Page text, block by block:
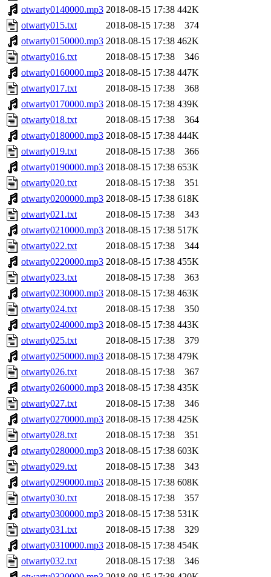
otwarty0140000.mp3 2018-08-15 17:38 442K
otwarty015.txt
2018-08-15 17:38
374
otwarty0150000.mp3 2018-08-15 17:38 462K
otwarty016.txt
2018-08-15 17:38
346
otwarty0160000.mp3 2018-08-15 17:38 447K
otwarty017.txt
2018-08-15 17:38
368
otwarty0170000.mp3 2018-08-15 17:38 439K
otwarty018.txt
2018-08-15 17:38
364
otwarty0180000.mp3 2018-08-15 17:38 444K
otwarty019.txt
2018-08-15 17:38
366
otwarty0190000.mp3 2018-08-15 17:38 653K
otwarty020.txt
2018-08-15 17:38
351
otwarty0200000.mp3 2018-08-15 17:38 618K
otwarty021.txt
2018-08-15 17:38
343
otwarty0210000.mp3 2018-08-15 17:38 517K
otwarty022.txt
2018-08-15 17:38
344
otwarty0220000.mp3 2018-08-15 17:38 455K
otwarty023.txt
2018-08-15 17:38
363
otwarty0230000.mp3 2018-08-15 17:38 463K
otwarty024.txt
2018-08-15 17:38
350
otwarty0240000.mp3 2018-08-15 17:38 443K
otwarty025.txt
2018-08-15 17:38
379
otwarty0250000.mp3 2018-08-15 17:38 479K
otwarty026.txt
2018-08-15 17:38
367
otwarty0260000.mp3 2018-08-15 17:38 435K
otwarty027.txt
2018-08-15 17:38
346
otwarty0270000.mp3 2018-08-15 17:38 425K
otwarty028.txt
2018-08-15 17:38
351
otwarty0280000.mp3 2018-08-15 17:38 603K
otwarty029.txt
2018-08-15 17:38
343
otwarty0290000.mp3 2018-08-15 17:38 608K
otwarty030.txt
2018-08-15 17:38
357
otwarty0300000.mp3 2018-08-15 17:38 531K
otwarty031.txt
2018-08-15 17:38
329
otwarty0310000.mp3 2018-08-15 17:38 454K
otwarty032.txt
2018-08-15 17:38
346